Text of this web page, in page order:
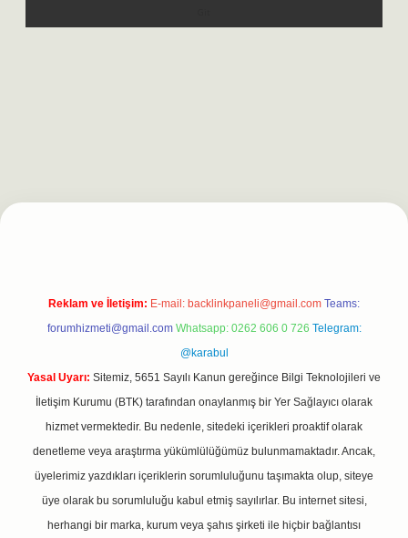
casinohttps://betexpergiris.casino/betexpergir.net
Reklam ve İletişim: E-mail: backlinkpaneli@gmail.com Teams:
forumhizmeti@gmail.com Whatsapp: 0262 606 0 726 Telegram:
@karabul
Yasal Uyarı: Sitemiz, 5651 Sayılı Kanun gereğince Bilgi Teknolojileri ve
İletişim Kurumu (BTK) tarafından onaylanmış bir Yer Sağlayıcı olarak
hizmet vermektedir. Bu nedenle, sitedeki içerikleri proaktif olarak
denetleme veya araştırma yükümlülüğümüz bulunmamaktadır. Ancak,
üyelerimiz yazdıkları içeriklerin sorumluluğunu taşımakta olup, siteye
üye olarak bu sorumluluğu kabul etmiş sayılırlar. Bu internet sitesi,
herhangi bir marka, kurum veya şahıs şirketi ile hiçbir bağlantısı